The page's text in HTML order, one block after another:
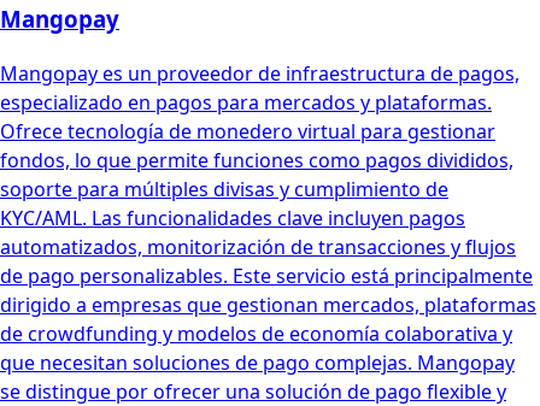
Mangopay
Mangopay es un proveedor de infraestructura de pagos,
especializado en pagos para mercados y plataformas.
Ofrece tecnología de monedero virtual para gestionar
fondos, lo que permite funciones como pagos divididos,
soporte para múltiples divisas y cumplimiento de
KYC/AML. Las funcionalidades clave incluyen pagos
automatizados, monitorización de transacciones y flujos
de pago personalizables. Este servicio está principalmente
dirigido a empresas que gestionan mercados, plataformas
de crowdfunding y modelos de economía colaborativa y
que necesitan soluciones de pago complejas. Mangopay
se distingue por ofrecer una solución de pago flexible y